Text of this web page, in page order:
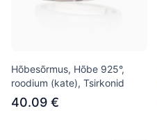
Hõbesõrmus, Hõbe 925°,
roodium (kate), Tsirkonid
40.09 €